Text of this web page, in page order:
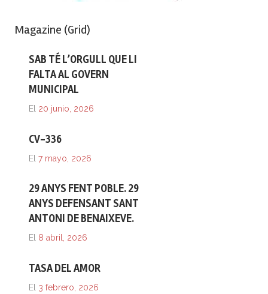
Magazine (Grid)
SAB TÉ L’ORGULL QUE LI
FALTA AL GOVERN
MUNICIPAL
El 20 junio, 2026
CV-336
El 7 mayo, 2026
29 ANYS FENT POBLE. 29
ANYS DEFENSANT SANT
ANTONI DE BENAIXEVE.
El 8 abril, 2026
TASA DEL AMOR
El 3 febrero, 2026